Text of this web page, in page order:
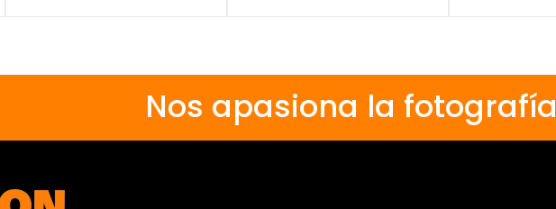
Nos apasiona la fotografía